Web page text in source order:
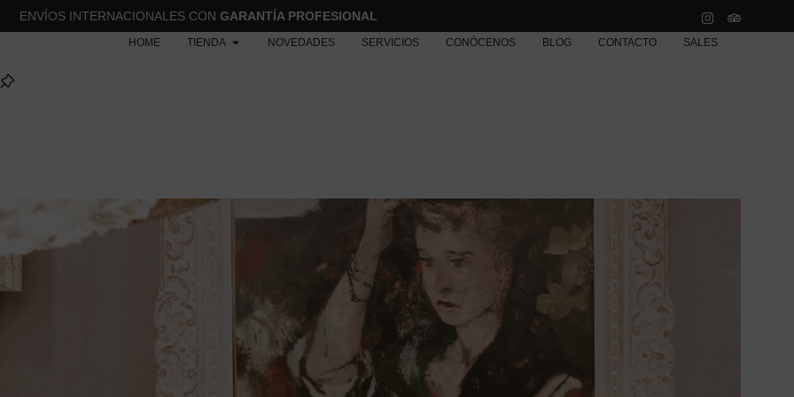
ENVÍOS INTERNACIONALES CON GARANTÍA PROFESIONAL
HOME TIENDA NOVEDADES SERVICIOS CONÓCENOS BLOG CONTACTO SALES